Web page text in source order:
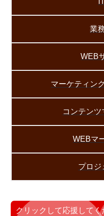
業
WEB
マーケティン
コンテン
WEBマ
プロジ
クリックして応援してく